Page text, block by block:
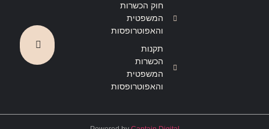
חוק הכשרות
המשפטית
והאפוטרופסות
תקנות
הכשרות
המשפטית
והאפוטרופסות